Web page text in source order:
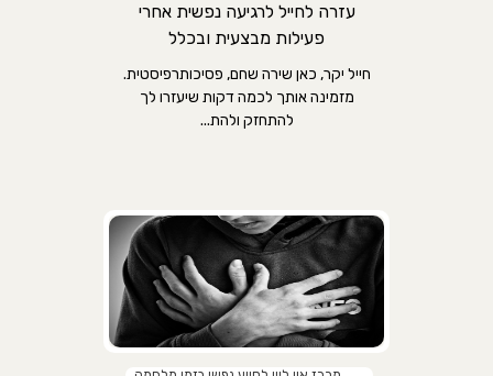
עזרה לחייל לרגיעה נפשית אחרי
פעילות מבצעית ובכלל
חייל יקר, כאן שירה שחם, פסיכותרפיסטית.
מזמינה אותך לכמה דקות שיעזרו לך
להתחזק ולהת...